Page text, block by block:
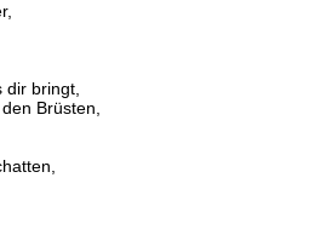
bringt,
Brüsten,